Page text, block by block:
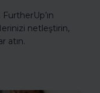
netleştirin,
atın.